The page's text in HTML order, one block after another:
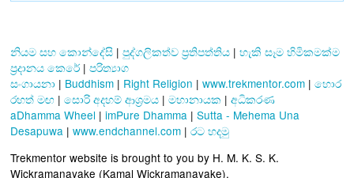
නියම සහ කොන්දේසි | පුද්ගලිකත්ව ප්‍රතිපත්තිය | හැකි සෑම හිමිකමක්ම
ප්‍රදානය කෙරේ | පරිත්‍යාග
සංගායනා | Buddhism | Right Religion | www.trekmentor.com | හොර
රහත් මඟ | සොරි අදහම් ආශ්‍රමය | මහානායක | අධිකරණ
aDhamma Wheel | imPure Dhamma | Sutta - Mehema Una
Desapuwa | www.endchannel.com | රට හදමු
Trekmentor website is brought to you by H. M. K. S. K.
Wickramanayake (Kamal Wickramanayake).